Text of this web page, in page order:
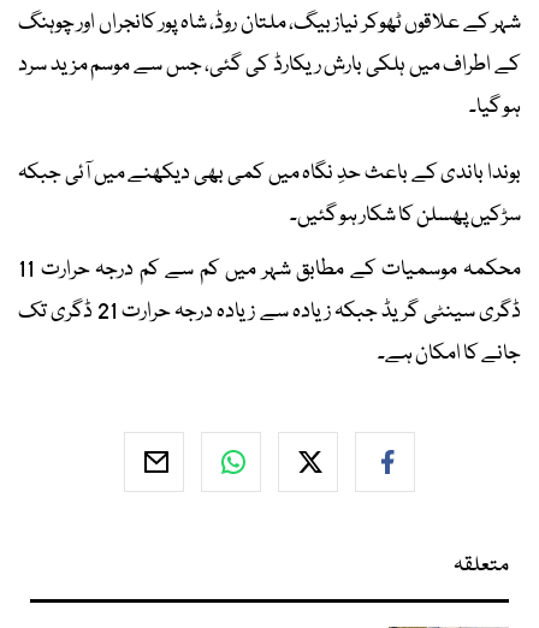
شہر کے علاقوں ٹھوکر نیاز بیگ، ملتان روڈ، شاہ پور کانجراں اور چوہنگ
کے اطراف میں ہلکی بارش ریکارڈ کی گئی، جس سے موسم مزید سرد
ہو گیا۔
بوندا باندی کے باعث حدِ نگاہ میں کمی بھی دیکھنے میں آئی جبکہ
سڑکیں پھسلن کا شکار ہو گئیں۔
محکمہ موسمیات کے مطابق شہر میں کم سے کم درجہ حرارت 11
ڈگری سینٹی گریڈ جبکہ زیادہ سے زیادہ درجہ حرارت 21 ڈگری تک
جانے کا امکان ہے۔
متعلقہ